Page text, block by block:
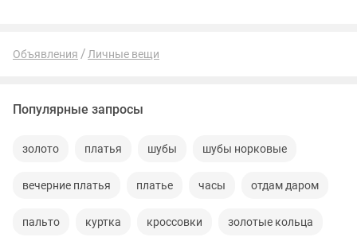
Объявления Личные вещи
Популярные запросы
золото платья шубы шубы норковые
вечерние платья платье часы отдам даром
пальто куртка кроссовки золотые кольца